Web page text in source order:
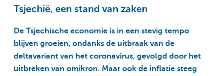
Tsjechië, een stand van zaken
De Tsjechische economie is in een stevig tempo
blijven groeien, ondanks de uitbraak van de
deltavariant van het coronavirus, gevolgd door het
uitbreken van omikron. Maar ook de inflatie steeg